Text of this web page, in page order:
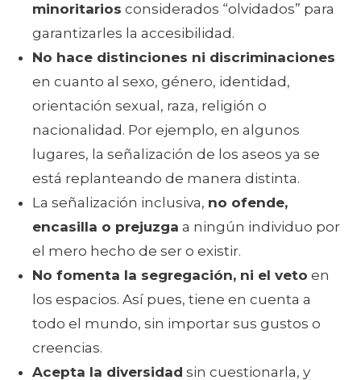
minoritarios considerados “olvidados” para
garantizarles la accesibilidad.
No hace distinciones ni discriminaciones
en cuanto al sexo, género, identidad,
orientación sexual, raza, religión o
nacionalidad. Por ejemplo, en algunos
lugares, la señalización de los aseos ya se
está replanteando de manera distinta.
La señalización inclusiva, no ofende,
encasilla o prejuzga a ningún individuo por
el mero hecho de ser o existir.
No fomenta la segregación, ni el veto en
los espacios. Así pues, tiene en cuenta a
todo el mundo, sin importar sus gustos o
creencias.
Acepta la diversidad sin cuestionarla, y